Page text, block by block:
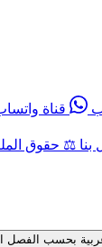
قناة
بنا ⚖️ حقوق
الفصل الثالث